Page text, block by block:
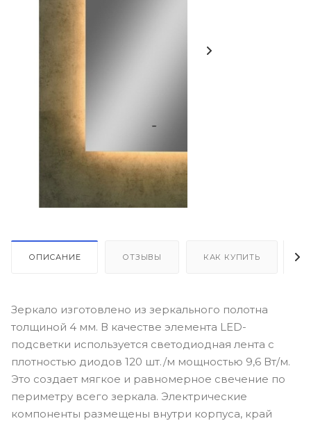
ОПИСАНИЕ ОТЗЫВЫ КАК КУПИТЬ
Зеркало изготовлено из зеркального полотна
толщиной 4 мм. В качестве элемента LED-
подсветки используется светодиодная лента с
плотностью диодов 120 шт./м мощностью 9,6 Вт/м.
Это создает мягкое и равномерное свечение по
периметру всего зеркала. Электрические
компоненты размещены внутри корпуса, край